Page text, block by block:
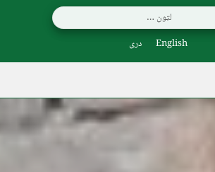
English دری